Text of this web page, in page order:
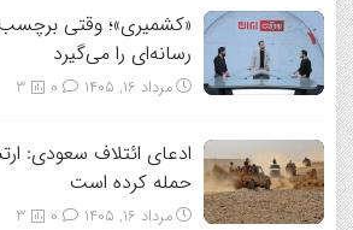
«کشمیری»؛ وقتی
رسانه‌ای را می‌گیرد
مرداد ۱۶, ۱۴۰۵ 3
ادعای ائتلاف سعودی:
حمله کرده است
مرداد ۱۶, ۱۴۰۵ 3